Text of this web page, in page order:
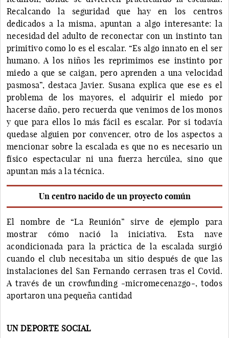
Recalcando la seguridad que hay en los centros
dedicados a la misma, apuntan a algo interesante: la
necesidad del adulto de reconectar con un instinto tan
primitivo como lo es el escalar. “Es algo innato en el ser
humano. A los niños les reprimimos ese instinto por
miedo a que se caigan, pero aprenden a una velocidad
pasmosa”, destaca Javier. Susana explica que ese es el
problema de los mayores, el adquirir el miedo por
hacerse daño, pero recuerda que venimos de los monos
y que para ellos lo más fácil es escalar. Por si todavía
quedase alguien por convencer, otro de los aspectos a
mencionar sobre la escalada es que no es necesario un
físico espectacular ni una fuerza hercúlea, sino que
apuntan más a la técnica.
Un centro nacido de un proyecto común
El nombre de “La Reunión” sirve de ejemplo para
mostrar cómo nació la iniciativa. Esta nave
acondicionada para la práctica de la escalada surgió
cuando el club necesitaba un sitio después de que las
instalaciones del San Fernando cerrasen tras el Covid.
A través de un crowfunding -micromecenazgo-, todos
aportaron una pequeña cantidad
UN DEPORTE SOCIAL